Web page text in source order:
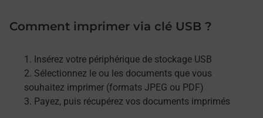
Comment imprimer via clé USB ?
Insérez votre périphérique de stockage USB
Sélectionnez le ou les documents que vous
souhaitez imprimer (formats JPEG ou PDF)
Payez, puis récupérez vos documents imprimés